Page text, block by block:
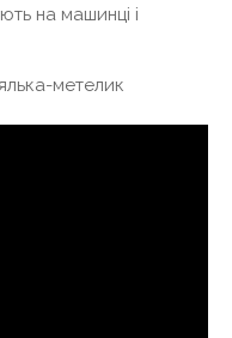
на машинці і
метелик